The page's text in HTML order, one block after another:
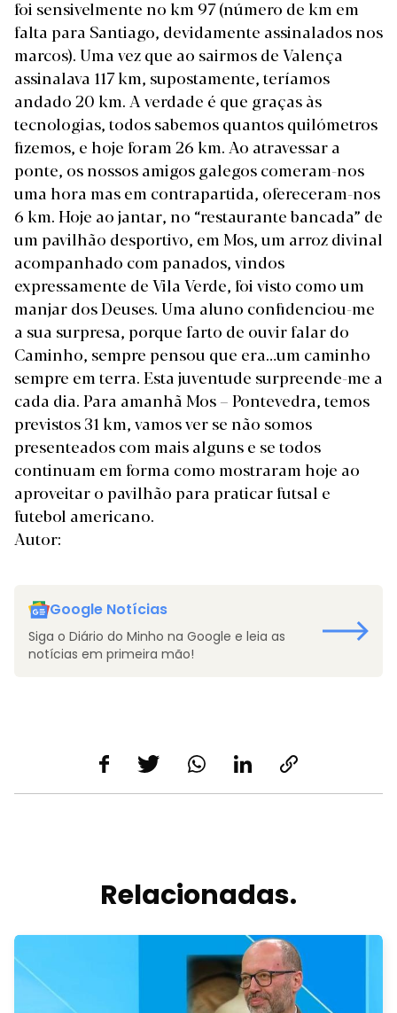
foi sensivelmente no km 97 (número de km em
falta para Santiago, devidamente assinalados nos
marcos). Uma vez que ao sairmos de Valença
assinalava 117 km, supostamente, teríamos
andado 20 km. A verdade é que graças às
tecnologias, todos sabemos quantos quilómetros
fizemos, e hoje foram 26 km. Ao atravessar a
ponte, os nossos amigos galegos comeram-nos
uma hora mas em contrapartida, ofereceram-nos
6 km. Hoje ao jantar, no “restaurante bancada” de
um pavilhão desportivo, em Mos, um arroz divinal
acompanhado com panados, vindos
expressamente de Vila Verde, foi visto como um
manjar dos Deuses. Uma aluno confidenciou-me
a sua surpresa, porque farto de ouvir falar do
Caminho, sempre pensou que era…um caminho
sempre em terra. Esta juventude surpreende-me a
cada dia. Para amanhã Mos – Pontevedra, temos
previstos 31 km, vamos ver se não somos
presenteados com mais alguns e se todos
continuam em forma como mostraram hoje ao
aproveitar o pavilhão para praticar futsal e
futebol americano.
Autor:
Google Notícias
Siga o Diário do Minho na Google e leia as
notícias em primeira mão!
Relacionadas.